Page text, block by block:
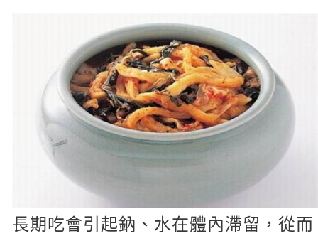
長期吃會引起鈉、水在體內滯留，從而